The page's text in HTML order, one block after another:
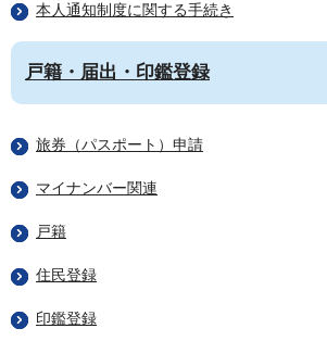
本人通知制度に関する手続き
戸籍・届出・印鑑登録
旅券（パスポート）申請
マイナンバー関連
戸籍
住民登録
印鑑登録